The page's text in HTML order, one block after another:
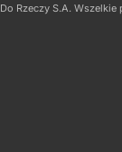
Do Rzeczy S.A. Wszelkie